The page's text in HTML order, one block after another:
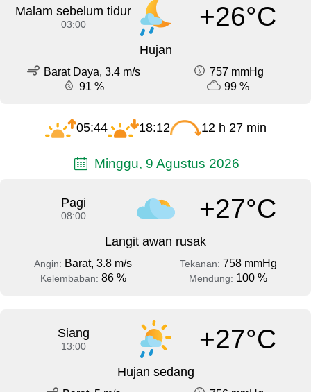
Malam sebelum tidur
03:00 +26°C
Hujan
Barat Daya, 3.4 m/s
757 mmHg
91 %
99 %
05:44 18:12 12 h 27 min
Minggu, 9 Agustus 2026
Pagi
08:00 +27°C
Langit awan rusak
Angin: Barat, 3.8 m/s Tekanan: 758 mmHg
Kelembaban: 86 % Mendung: 100 %
Siang
13:00 +27°C
Hujan sedang